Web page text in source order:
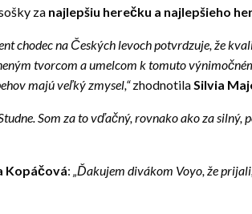
za najlepšiu herečku a najlepšieho
chodec na Českých levoch potvrdzuje, že
tvorcom a umelcom k tomuto
majú veľký zmysel,“zhodnotilaSilvia
Som za to vďačný, rovnako ako za
Kopáčová: „Ďakujem divákom Voyo, že